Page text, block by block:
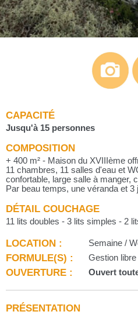
CAPACITÉ
Jusqu'à 15 personnes
COMPOSITION
+ 400 m² - Maison du XVIIIème
11 chambres, 11 salles d'eau et
confortable, large salle à manger,
Par beau temps, une véranda et 3
DÉTAIL COUCHAGE
11 lits doubles - 3 lits simples - 2
LOCATION : Semaine /
FORMULE(S) : Gestion libre
OUVERTURE : Ouvert
PRÉSENTATION